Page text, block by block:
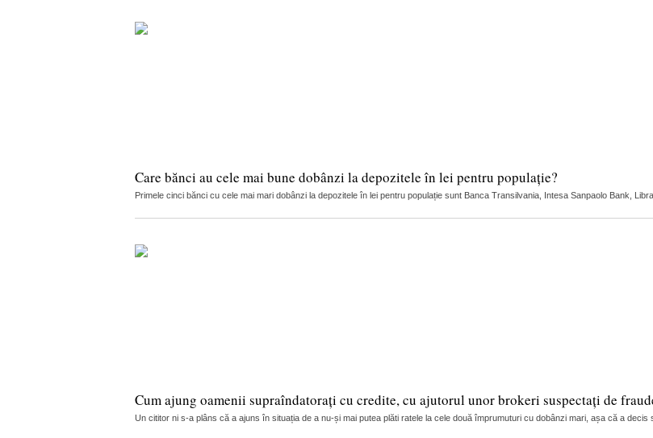
Care bănci au cele mai bune dobânzi la depozitele în lei pentru populație?
Primele cinci bănci cu cele mai mari dobânzi la depozitele în lei pentru populație sunt Banca Transilvania, Intesa Sanpaolo Bank,
Cum ajung oamenii supraîndatorați cu credite, cu ajutorul unor brokeri suspectați de
Un cititor ni s-a plâns că a ajuns în situația de a nu-și mai putea plăti ratele la cele două împrumuturi cu dobânzi mari, așa că a decis